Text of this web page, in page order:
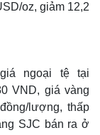
oz, giảm 12,2
ngoại tệ tại
VND, giá vàng
lượng, thấp
SJC bán ra ở